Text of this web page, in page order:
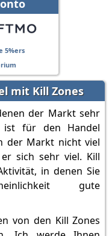
mit Kill Zones
der Markt sehr
ist für den Handel
der Markt nicht viel
sich sehr viel. Kill
in denen Sie
gute
von den Kill Zones